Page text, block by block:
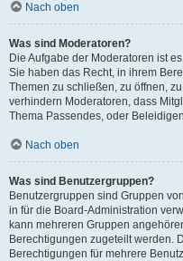
Nach oben
Was sind Moderatoren?
Die Aufgabe der Moderatoren ist
Sie haben das Recht, in ihrem
Themen zu schließen, zu öffnen,
verhindern Moderatoren, dass
Thema Passendes, oder
Nach oben
Was sind Benutzergruppen?
Benutzergruppen sind Gruppen
in für die Board-Administration
kann mehreren Gruppen
Berechtigungen zugeteilt werden.
Berechtigungen für mehrere